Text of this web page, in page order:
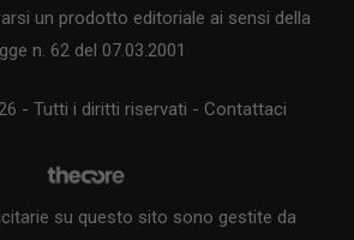
un prodotto editoriale ai sensi della
n. 62 del 07.03.2001
- Tutti i diritti riservati - Contattaci
su questo sito sono gestite da